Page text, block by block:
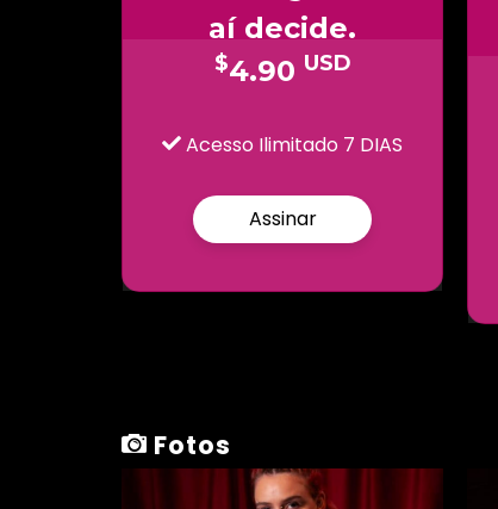
aí decide.
$4.90 USD
Acesso Ilimitado 7 DIAS
Assinar
Fotos